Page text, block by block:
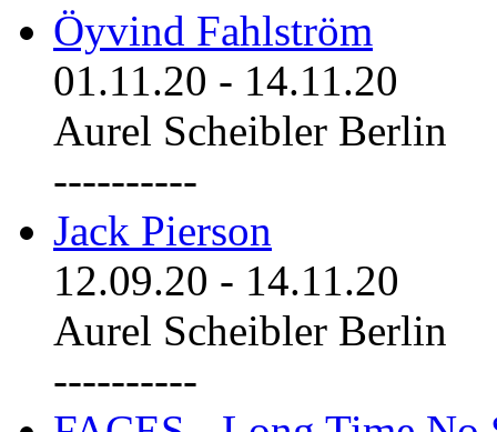
Öyvind Fahlström
01.11.20 - 14.11.20
Aurel Scheibler Berlin
----------
Jack Pierson
12.09.20 - 14.11.20
Aurel Scheibler Berlin
----------